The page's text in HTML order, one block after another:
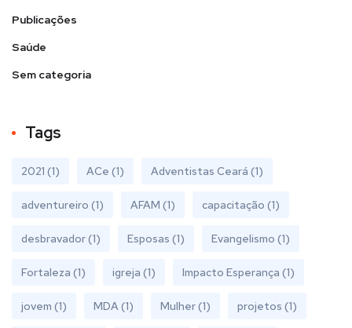
Publicações
Saúde
Sem categoria
Tags
2021 (1) ACe (1) Adventistas Ceará (1)
adventureiro (1) AFAM (1) capacitação (1)
desbravador(1) Esposas (1) Evangelismo (1)
Fortaleza (1) igreja (1) Impacto Esperança (1)
jovem (1) MDA(1) Mulher(1) projetos (1)